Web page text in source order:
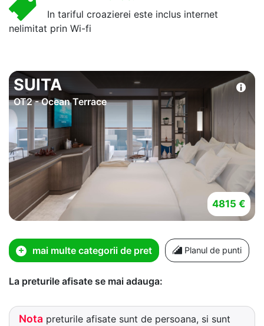
In tariful croazierei este inclus internet
nelimitat prin Wi-fi
SUITA
OT2 - Ocean Terrace
4815 €
mai multe categorii de pret Planul de punti
La preturile afisate se mai adauga:
Nota preturile afisate sunt de persoana, si sunt